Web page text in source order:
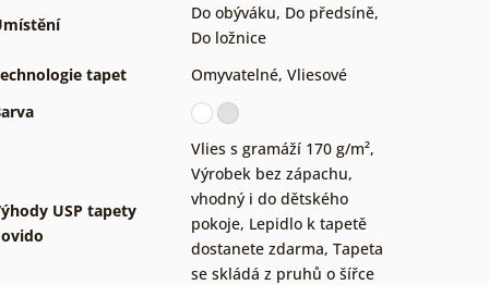
Do obýváku, Do předsíně,
Do ložnice
tapet
Omyvatelné, Vliesové
USP tapety
Vlies s gramáží 170 g/m²,
Výrobek bez zápachu,
vhodný i do dětského
pokoje, Lepidlo k tapetě
dostanete zdarma, Tapeta
se skládá z pruhů o šířce